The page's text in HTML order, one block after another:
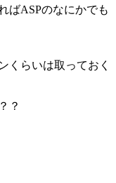
ばASPのなにかでも
くらいは取っておく
？